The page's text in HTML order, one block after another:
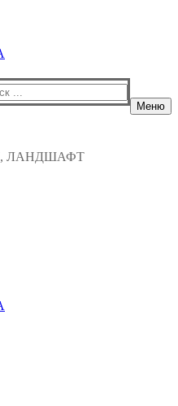
Меню
ЛАНДШАФТ